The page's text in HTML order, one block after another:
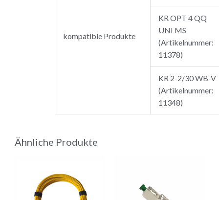
kompatible Produkte
KR OPT 4 QQ
UNI MS
(Artikelnummer:
11378)
KR 2-2/30 WB-V
(Artikelnummer:
11348)
Ähnliche Produkte